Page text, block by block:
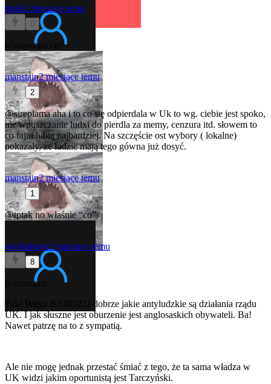
tptak2 miesiące temu
0
@manstain
manstain2 miesiące temu
2
@sireplamaaha i to co się odpierdala w Uk to wg. ciebie jest spoko,
nie wpuszczanie ludxi do pierdla za memy, cenzura itd. słowem to
co fajni lubią najbardziej. Na szczęście ost wybory ( lokalne)
pokazały, że ludzie mają tego gówna już dosyć.
manstain2 miesiące temu
1
@tptakno właśnie “co”
wielkaberta2 miesiące temu
8
@manstain
Tak! Wiem BARDZO dobrze jakie antyludzkie są działania rządu
UK. I jak słuszne jest oburzenie jest anglosaskich obywateli. Ba!
Nawet patrzę na to z sympatią.
Ale nie mogę jednak przestać śmiać z tego, że ta sama władza w
UK widzi jakim oportunistą jest Tarczyński.